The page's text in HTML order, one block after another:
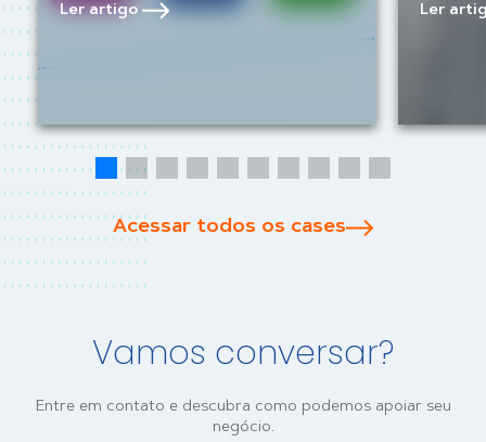
Ler artigo Ler
Acessar todos os cases
Vamos conversar?
Entre em contato e descubra como podemos apoiar seu
negócio.